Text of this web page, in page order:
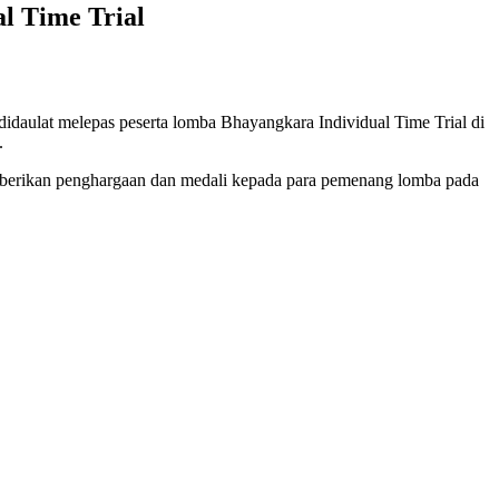
Time Trial
melepas peserta lomba Bhayangkara Individual Time Trial di
penghargaan dan medali kepada para pemenang lomba pada